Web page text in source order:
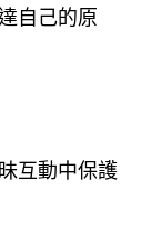
自己的原
互動中保護